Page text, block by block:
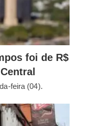
foi de R$
feira (04).